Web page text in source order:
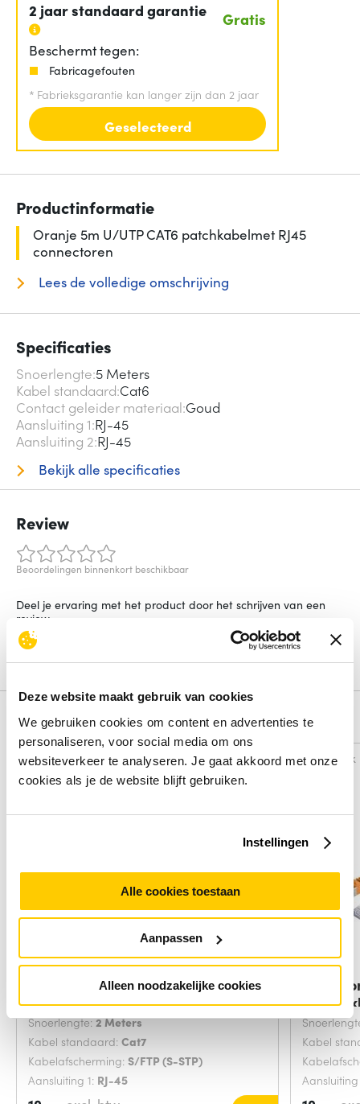
Deze website maakt gebruik van cookies
We gebruiken cookies om content en advertenties te
personaliseren, voor social media om ons
websiteverkeer te analyseren. Je gaat akkoord met onze
cookies als je de website blijft gebruiken.
Instellingen
Alle cookies toestaan
Aanpassen
Alleen noodzakelijke cookies
2 jaar standaard garantie Gratis
Beschermt tegen:
Fabricagefouten
* Fabrieksgarantie kan langer zijn dan 2 jaar
Geselecteerd
Productinformatie
Oranje 5m U/UTP CAT6 patchkabelmet RJ45
connectoren
Lees de volledige omschrijving
Specificaties
Snoerlengte 5 Meters
Kabel standaard Cat6
Contact geleider materiaal Goud
Aansluiting 1 RJ-45
Aansluiting 2 RJ-45
Bekijk alle specificaties
Review
Beoordelingen binnenkort beschikbaar
Deel je ervaring met het product door het schrijven van een
review.
Schrijf een review
Alternatieven
Vergelijk
Microconnect SFTP702G
netwerkkabel Groen 2
Snoerlengte:2 Meters
Kabel standaard: Cat7
Kabelafscherming: S/FTP (S-STP)
Aansluiting 1: RJ-45
Vergelijk
Kabel